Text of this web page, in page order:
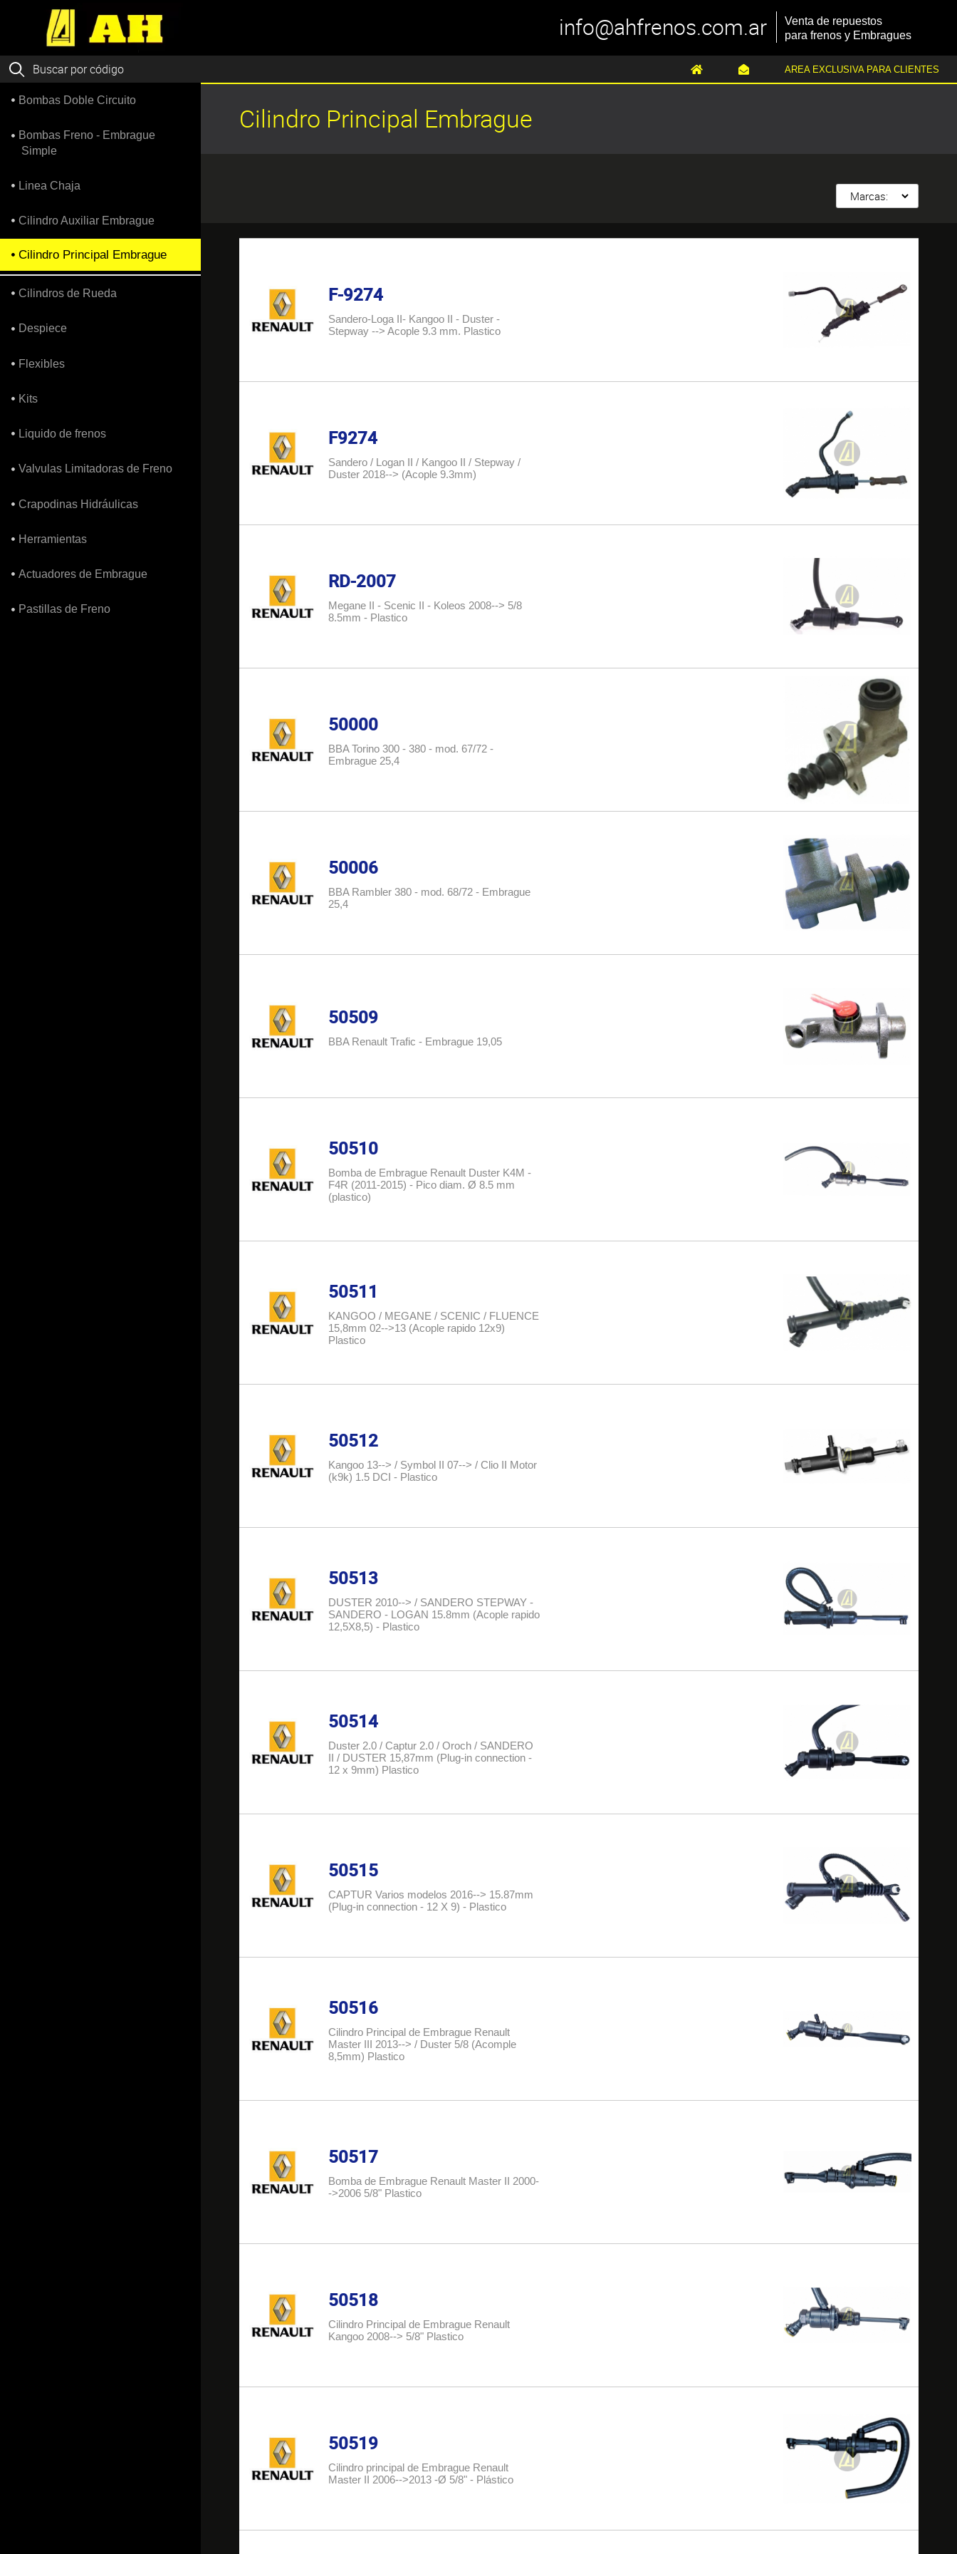
info@ahfrenos.com.ar
Venta de repuestos
para frenos y Embragues
Bombas Doble Circuito
Bombas Freno - Embrague
Simple
Linea Chaja
Cilindro Auxiliar Embrague
Cilindro Principal Embrague
Cilindros de Rueda
Despiece
Flexibles
Kits
Liquido de frenos
Valvulas Limitadoras de Freno
Crapodinas Hidráulicas
Herramientas
Actuadores de Embrague
Pastillas de Freno
AREA EXCLUSIVA PARA CLIENTES
Cilindro Principal Embrague
F-9274
Sandero-Loga II- Kangoo II - Duster -
Stepway --> Acople 9.3 mm. Plastico
F9274
Sandero / Logan II / Kangoo II / Stepway /
Duster 2018--> (Acople 9.3mm)
RD-2007
Megane II - Scenic II - Koleos 2008--> 5/8
8.5mm - Plastico
50000
BBA Torino 300 - 380 - mod. 67/72 -
Embrague 25,4
50006
BBA Rambler 380 - mod. 68/72 - Embrague
25,4
50509
BBA Renault Trafic - Embrague 19,05
50510
Bomba de Embrague Renault Duster K4M -
F4R (2011-2015) - Pico diam. Ø 8.5 mm
(plastico)
50511
KANGOO / MEGANE / SCENIC / FLUENCE
15,8mm 02-->13 (Acople rapido 12x9)
Plastico
50512
Kangoo 13--> / Symbol II 07--> / Clio II Motor
(k9k) 1.5 DCI - Plastico
50513
DUSTER 2010--> / SANDERO STEPWAY -
SANDERO - LOGAN 15.8mm (Acople rapido
12,5X8,5) - Plastico
50514
Duster 2.0 / Captur 2.0 / Oroch / SANDERO
II / DUSTER 15,87mm (Plug-in connection -
12 x 9mm) Plastico
50515
CAPTUR Varios modelos 2016--> 15.87mm
(Plug-in connection - 12 X 9) - Plastico
50516
Cilindro Principal de Embrague Renault
Master III 2013--> / Duster 5/8 (Acomple
8,5mm) Plastico
50517
Bomba de Embrague Renault Master II 2000-
->2006 5/8" Plastico
50518
Cilindro Principal de Embrague Renault
Kangoo 2008--> 5/8" Plastico
50519
Cilindro principal de Embrague Renault
Master II 2006-->2013 -Ø 5/8" - Plástico